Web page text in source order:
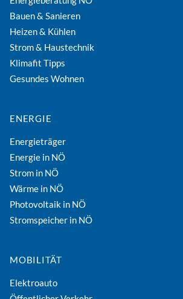
Bauen & Sanieren
Heizen & Kühlen
Strom & Haustechnik
Klimafit Tipps
Gesundes Wohnen
ENERGIE
Energieträger
Energie in NÖ
Strom in NÖ
Wärme in NÖ
Photovoltaik in NÖ
Stromspeicher in NÖ
MOBILITÄT
Elektroauto